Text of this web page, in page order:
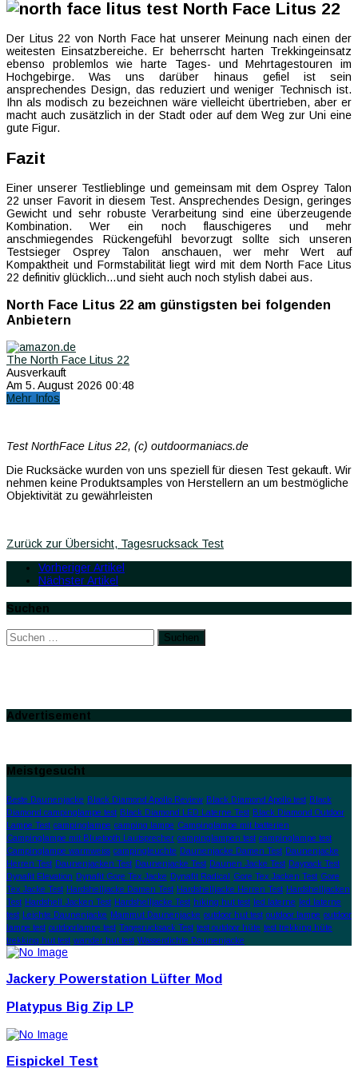
Der Litus 22 von North Face hat unserer Meinung nach einen der
weitesten Einsatzbereiche. Er beherrscht harten Trekkingeinsatz
ebenso problemlos wie harte Tages- und Mehrtagestouren im
Hochgebirge. Was uns darüber hinaus gefiel ist sein
ansprechendes Design, das reduziert und weniger Technisch ist.
Ihn als modisch zu bezeichnen wäre vielleicht übertrieben, aber er
macht auch zusätzlich in der Stadt oder auf dem Weg zur Uni eine
gute Figur.
Fazit
Einer unserer Testlieblinge und gemeinsam mit dem Osprey Talon
22 unser Favorit in diesem Test. Ansprechendes Design, geringes
Gewicht und sehr robuste Verarbeitung sind eine überzeugende
Kombination. Wer ein noch flauschigeres und mehr
anschmiegendes Rückengefühl bevorzugt sollte sich unseren
Testsieger Osprey Talon anschauen, wer mehr Wert auf
Kompaktheit und Formstabilität liegt wird mit dem North Face Litus
22 definitiv glücklich…und sieht auch noch stylish dabei aus.
North Face Litus 22 am günstigsten bei folgenden
Anbietern
The North Face Litus 22
Ausverkauft
Am 5. August 2026 00:48
Mehr Infos
Test NorthFace Litus 22, (c) outdoormaniacs.de
Die Rucksäcke wurden von uns speziell für diesen Test gekauft. Wir
nehmen keine Produktsamples von Herstellern an um bestmögliche
Objektivität zu gewährleisten
Zurück zur Übersicht, Tagesrucksack Test
Vorheriger Artikel
Nächster Artikel
Suchen
Suchen
nach:
Advertisement
Meistgesucht
Beste Daunenjacke Black Diamond Apollo Review Black Diamond Apollo test Black
Diamond campinglampe test Black Diamond LED Laterne Test Black Diamond Outdoor
Lampe Test campinglampe camping lampe Campinglampe mit batterien
Campinglampe mit Bluetooth Lautsprecher campinglampen test campinglampe test
Campinglampe warmweiss campingleuchte Daunenjacke Damen Test Daunenjacke
Herren Test Daunenjacken Test Daunenjacke Test Daunen Jacke Test Daypack Test
Dynafit Elevation Dynafit Gore Tex Jacke Dynafit Radical Gore Tex Jacken Test Gore
Tex Jacke Test Hardshelljacke Damen Test Hardshelljacke Herren Test Hardshelljacken
Test Hardshell Jacken Test Hardshelljacke Test hiking hut test led laterne led laterne
test Leichte Daunenjacke Mammut Daunenjacke outdoor hut test outdoor lampe outdoor
lampe test outdoorlampe test Tagesrucksack Test test outdoor hüte test trekking hüte
trekking hut test wander hut test Wasserdichte Daunenjacke
Jackery Powerstation Lüfter Mod
Platypus Big Zip LP
Eispickel Test